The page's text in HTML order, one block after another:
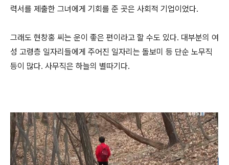
력서를 제출한 그녀에게 기회를 준 곳은 사회적 기업이었다.
그래도 현창홍 씨는 운이 좋은 편이라고 할 수도 있다. 대부분의 여
성 고령층 일자리들에게 주어진 일자리는 돌보미 등 단순 노무직
등이 많다. 사무직은 하늘의 별따기다.